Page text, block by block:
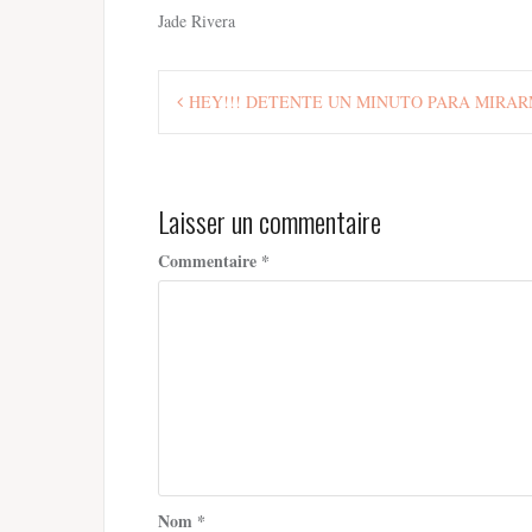
Jade Rivera
Navigation
HEY!!! DETENTE UN MINUTO PARA
Laisser un commentaire
Commentaire *
Nom *